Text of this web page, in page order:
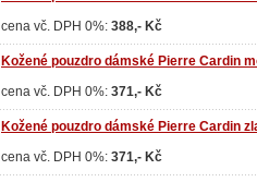
cena vč. DPH 0%: 388,- Kč
Kožené pouzdro dámské Pierre Cardin
cena vč. DPH 0%: 371,- Kč
Kožené pouzdro dámské Pierre Cardin
cena vč. DPH 0%: 371,- Kč